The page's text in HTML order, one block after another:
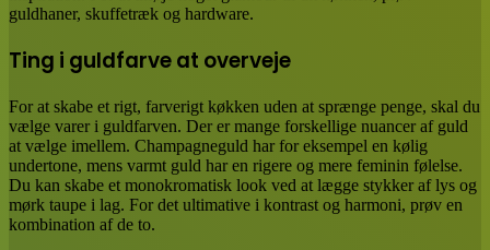
guldhaner, skuffetræk og hardware.
Ting i guldfarve at overveje
For at skabe et rigt, farverigt køkken uden at sprænge penge, skal du
vælge varer i guldfarven. Der er mange forskellige nuancer af guld
at vælge imellem. Champagneguld har for eksempel en kølig
undertone, mens varmt guld har en rigere og mere feminin følelse.
Du kan skabe et monokromatisk look ved at lægge stykker af lys og
mørk taupe i lag. For det ultimative i kontrast og harmoni, prøv en
kombination af de to.